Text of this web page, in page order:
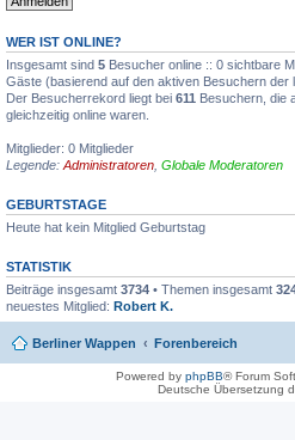
WER IST ONLINE?
Insgesamt sind 5 Besucher online :: 0 sichtbare
Gäste (basierend auf den aktiven Besuchern der
Der Besucherrekord liegt bei 611 Besuchern, die
gleichzeitig online waren.
Mitglieder: 0 Mitglieder
Legende: Administratoren Globale Moderatoren
GEBURTSTAGE
Heute hat kein Mitglied Geburtstag
STATISTIK
Beiträge insgesamt 3734 • Themen insgesamt
neuestes Mitglied: Robert K.
Berliner Wappen Forenbereich
Powered by phpBB® Forum
Deutsche Übersetzung